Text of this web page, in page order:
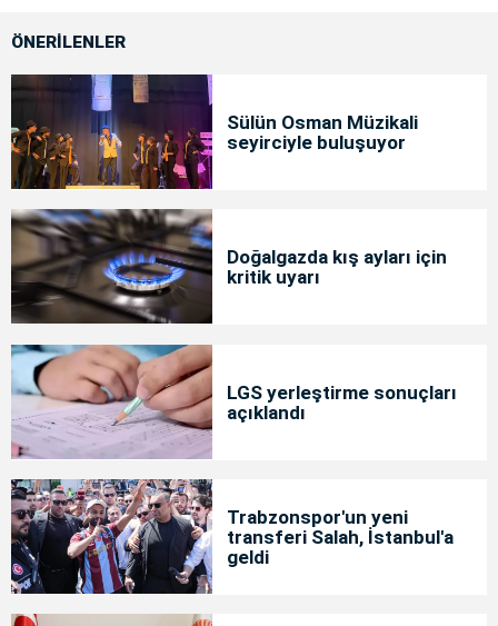
ÖNERİLENLER
Sülün Osman Müzikali
seyirciyle buluşuyor
Doğalgazda kış ayları için
kritik uyarı
LGS yerleştirme sonuçları
açıklandı
Trabzonspor'un yeni
transferi Salah, İstanbul'a
geldi